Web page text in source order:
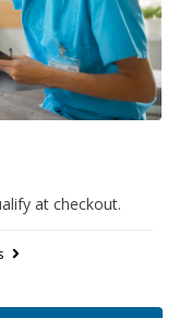
at checkout.